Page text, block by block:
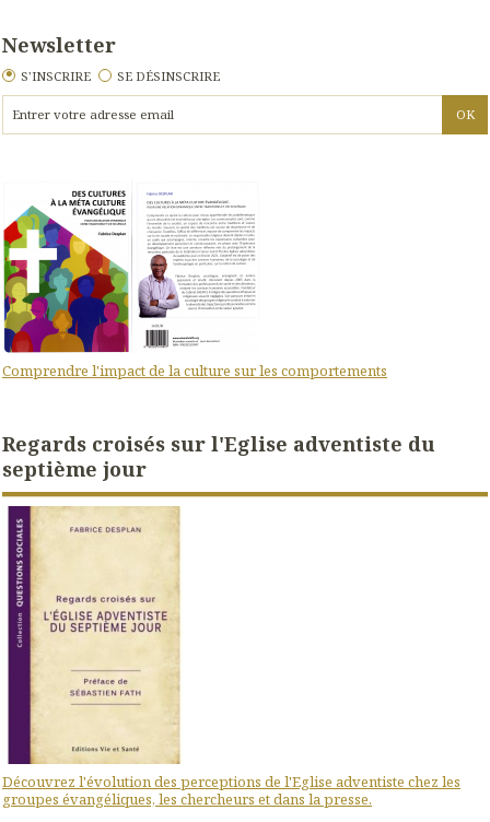
Newsletter
S'INSCRIRE SE DÉSINSCRIRE
Comprendre l'impact de la culture sur les comportements
Regards croisés sur l'Eglise adventiste du
septième jour
Découvrez l'évolution des perceptions de l'Eglise adventiste chez les
groupes évangéliques, les chercheurs et dans la presse.